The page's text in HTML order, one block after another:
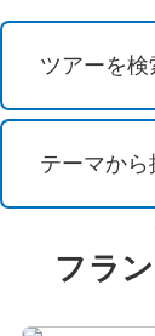
シュバ
デュー
ヒル
ヴィ
祭り・シ
イルミネ
ツアーを検
テーマから
フラ